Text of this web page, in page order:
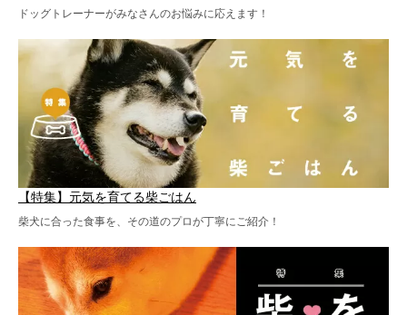
ドッグトレーナーがみなさんのお悩みに応えます！
【特集】元気を育てる柴ごはん
柴犬に合った食事を、その道のプロが丁寧にご紹介！